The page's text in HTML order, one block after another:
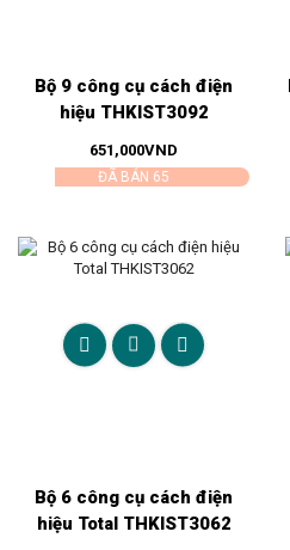
Bộ 9 công cụ cách điện
hiệu THKIST3092
651,000VND
ĐÃ BÁN 65
Bộ 6 công cụ cách điện
hiệu Total THKIST3062